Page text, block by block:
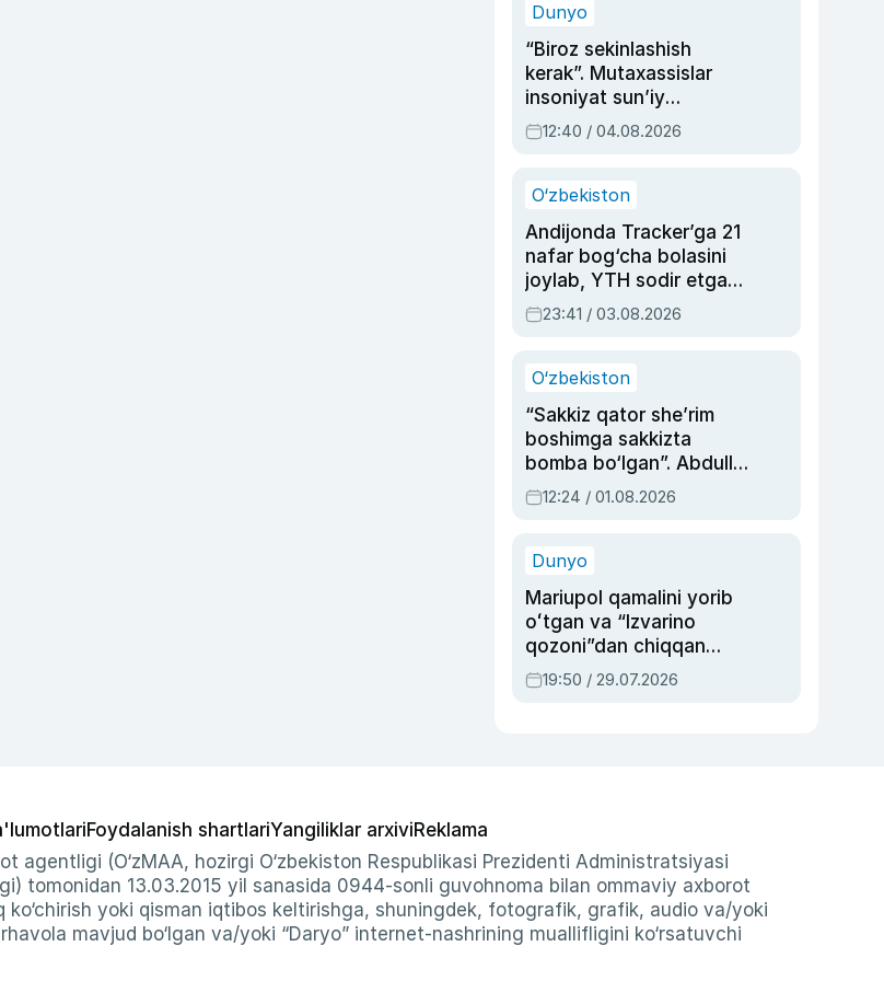
Dunyo
“Biroz sekinlashish
kerak”. Mutaxassislar
insoniyat sun’iy
intellektni boshqara
olmay qolishidan xavotir
12:40 / 04.08.2026
O‘zbekiston
Andijonda Tracker’ga 21
nafar bog‘cha bolasini
joylab, YTH sodir etgan
ayolga sud hukmi o‘qildi
23:41 / 03.08.2026
O‘zbekiston
“Sakkiz qator she’rim
boshimga sakkizta
bomba bo‘lgan”. Abdulla
Oripovni siyosiy
ayblovlardan asrab
12:24 / 01.08.2026
Dunyo
Mariupol qamalini yorib
oʻtgan va “Izvarino
qozoni”dan chiqqan
qahramon — Ukraina
armiyasi bosh
19:50 / 29.07.2026
Foydalanish shartlariYangiliklar arxiviReklama
agentligi (O‘zMAA, hozirgi O‘zbekiston Respublikasi Prezidenti Administratsiyasi
tomonidan 13.03.2015 yil sanasida 0944-sonli guvohnoma bilan ommaviy axborot
yoki qisman iqtibos keltirishga, shuningdek, fotografik, grafik, audio va/yoki
mavjud bo‘lgan va/yoki “Daryo” internet-nashrining muallifligini ko‘rsatuvchi